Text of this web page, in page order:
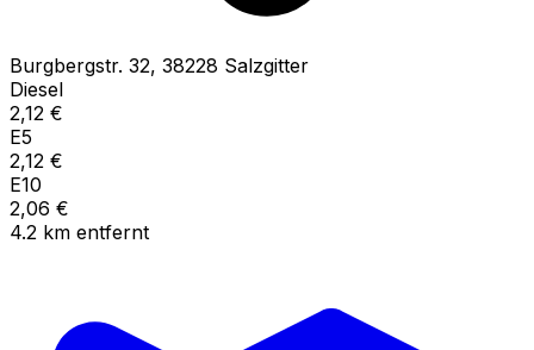
Burgbergstr. 32, 38228 Salzgitter
Diesel
2,12 €
E5
2,12 €
E10
2,06 €
4.2 km entfernt